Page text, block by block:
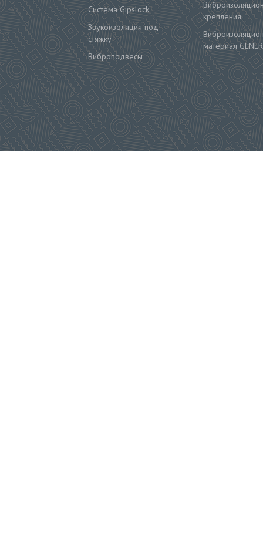
Система Gipslock
Звукоизоляция под
стяжку
Виброподвесы
крепления
материал